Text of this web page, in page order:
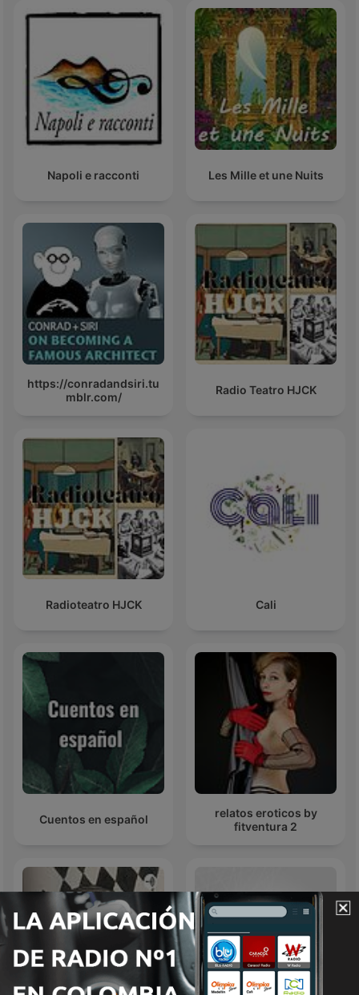
Napoli e racconti Les Mille et une Nuits
https://conradandsiri.tu
mblr.com/
Radio Teatro HJCK
Radioteatro HJCK Cali
Cuentos en español
relatos eroticos by
fitventura 2